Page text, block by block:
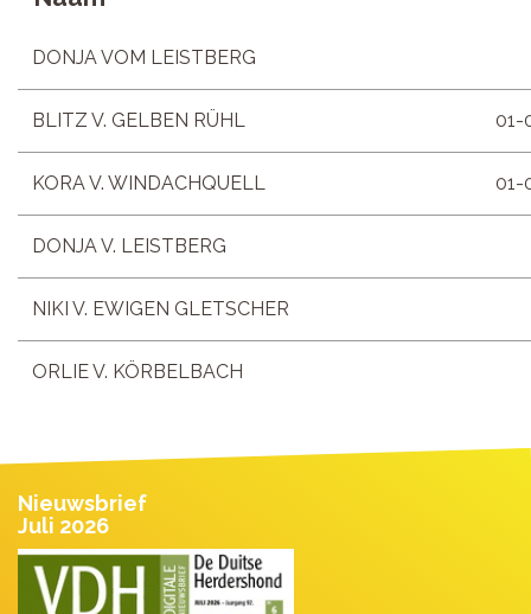
DONJA VOM LEISTBERG
BLITZ V. GELBEN RÜHL 01-
KORA V. WINDACHQUELL 01-
DONJA V. LEISTBERG
NIKI V. EWIGEN GLETSCHER
ORLIE V. KÖRBELBACH
Nieuwsbrief
Juli 2026